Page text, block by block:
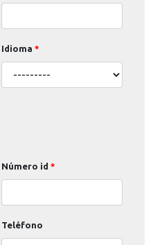
Idioma
Número id
Teléfono